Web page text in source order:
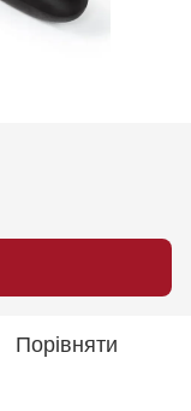
Порівняти